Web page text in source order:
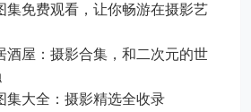
集免费观看，让你畅游在摄影艺
酒屋：摄影合集，和二次元的世
集大全：摄影精选全收录